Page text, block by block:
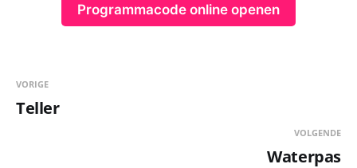
Programmacode online openen
VORIGE
Teller
VOLGENDE
Waterpas